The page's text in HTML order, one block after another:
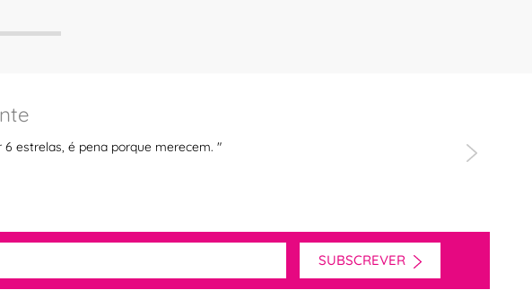
estrelas, é pena porque merecem. "
SUBSCREVER